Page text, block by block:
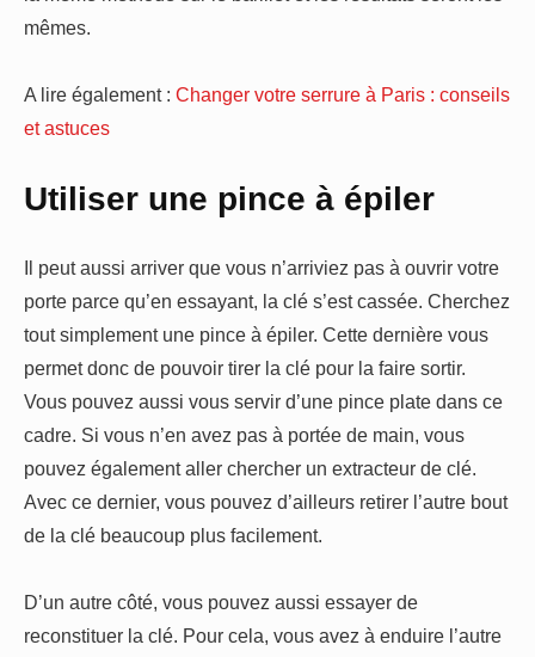
mêmes.
A lire également : Changer votre serrure à Paris : conseils
et astuces
Utiliser une pince à épiler
Il peut aussi arriver que vous n’arriviez pas à ouvrir votre
porte parce qu’en essayant, la clé s’est cassée. Cherchez
tout simplement une pince à épiler. Cette dernière vous
permet donc de pouvoir tirer la clé pour la faire sortir.
Vous pouvez aussi vous servir d’une pince plate dans ce
cadre. Si vous n’en avez pas à portée de main, vous
pouvez également aller chercher un extracteur de clé.
Avec ce dernier, vous pouvez d’ailleurs retirer l’autre bout
de la clé beaucoup plus facilement.
D’un autre côté, vous pouvez aussi essayer de
reconstituer la clé. Pour cela, vous avez à enduire l’autre